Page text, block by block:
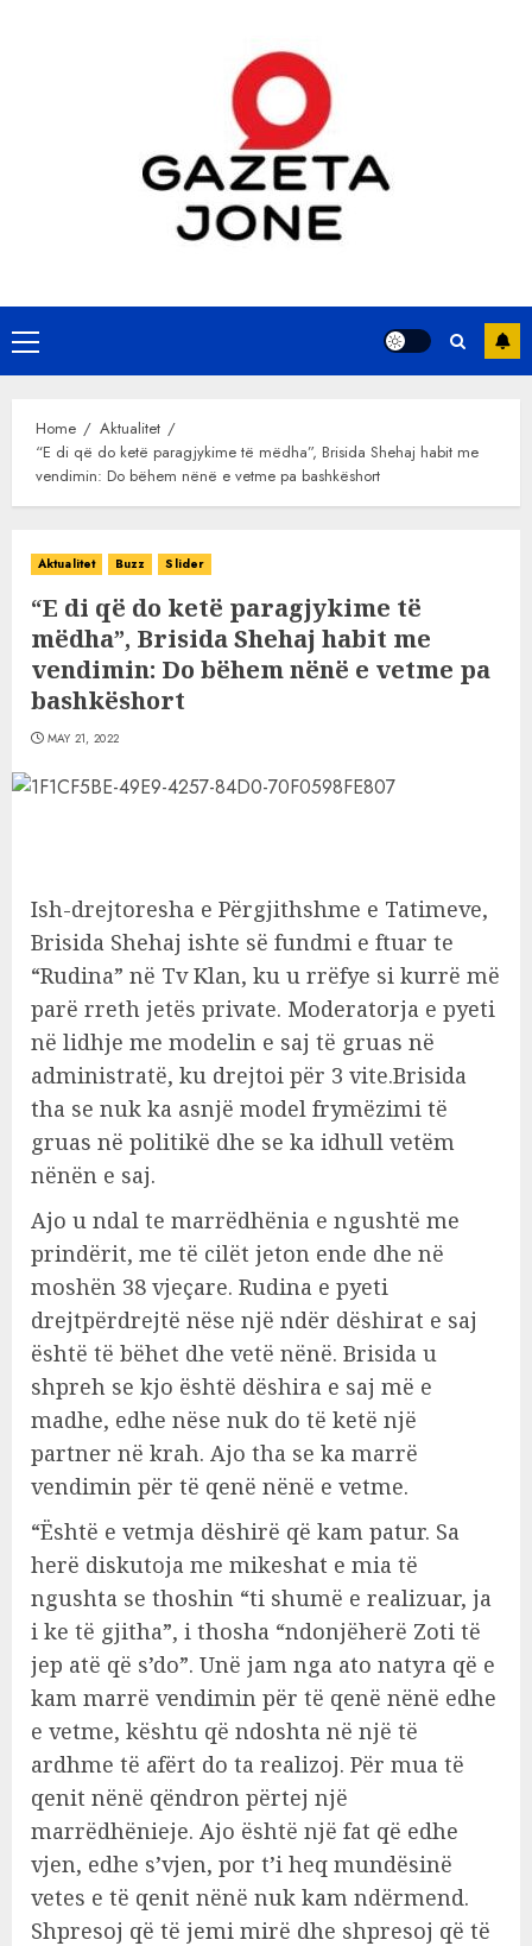
Primary
Menu
Home
Aktualitet
“E di që do ketë paragjykime të mëdha”, Brisida Shehaj habit me
vendimin: Do bëhem nënë e vetme pa bashkëshort
Aktualitet Buzz Slider
“E di që do ketë paragjykime të
mëdha”, Brisida Shehaj habit me
vendimin: Do bëhem nënë e vetme pa
bashkëshort
MAY 21, 2022
Ish-drejtoresha e Përgjithshme e Tatimeve,
Brisida Shehaj ishte së fundmi e ftuar te
“Rudina” në Tv Klan, ku u rrëfye si kurrë më
parë rreth jetës private. Moderatorja e pyeti
në lidhje me modelin e saj të gruas në
administratë, ku drejtoi për 3 vite.Brisida
tha se nuk ka asnjë model frymëzimi të
gruas në politikë dhe se ka idhull vetëm
nënën e saj.
Ajo u ndal te marrëdhënia e ngushtë me
prindërit, me të cilët jeton ende dhe në
moshën 38 vjeçare. Rudina e pyeti
drejtpërdrejtë nëse një ndër dëshirat e saj
është të bëhet dhe vetë nënë. Brisida u
shpreh se kjo është dëshira e saj më e
madhe, edhe nëse nuk do të ketë një
partner në krah. Ajo tha se ka marrë
vendimin për të qenë nënë e vetme.
“Është e vetmja dëshirë që kam patur. Sa
herë diskutoja me mikeshat e mia të
ngushta se thoshin “ti shumë e realizuar, ja
i ke të gjitha”, i thosha “ndonjëherë Zoti të
jep atë që s’do”. Unë jam nga ato natyra që e
kam marrë vendimin për të qenë nënë edhe
e vetme, kështu që ndoshta në një të
ardhme të afërt do ta realizoj. Për mua të
qenit nënë qëndron përtej një
marrëdhënieje. Ajo është një fat që edhe
vjen, edhe s’vjen, por t’i heq mundësinë
vetes e të qenit nënë nuk kam ndërmend.
Shpresoj që të jemi mirë dhe shpresoj që të